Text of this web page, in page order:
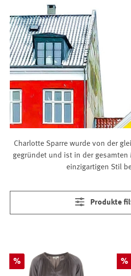
Charlotte Sparre wurde von der
gegründet und ist in der
einzigartigen Stil
Produkte
Rabatt
% %